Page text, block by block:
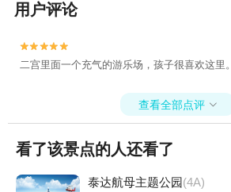
用户评论


二宫里面一个充气的游乐场，孩子很喜欢这里。
查看全部点评 
看了该景点的人还看了
泰达航母主题公园(4A)